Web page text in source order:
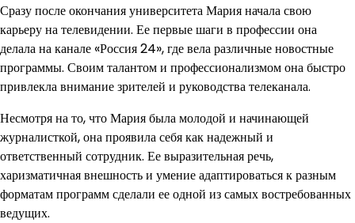
Сразу после окончания университета Мария начала свою
карьеру на телевидении. Ее первые шаги в профессии она
делала на канале «Россия 24», где вела различные новостные
программы. Своим талантом и профессионализмом она быстро
привлекла внимание зрителей и руководства телеканала.
Несмотря на то, что Мария была молодой и начинающей
журналисткой, она проявила себя как надежный и
ответственный сотрудник. Ее выразительная речь,
харизматичная внешность и умение адаптироваться к разным
форматам программ сделали ее одной из самых востребованных
ведущих.